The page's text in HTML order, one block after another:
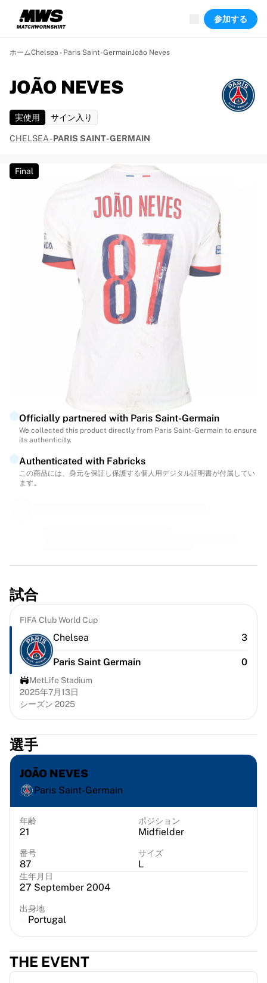
ハイライト
ワールドチャンピオンシップオークション
レジェンドコレクション
ツール・ド・フランス
オークション
まもなく終了
隠れた名作
世界選手権オークション
商品
デビューユニフォーム
額装シャツ
レジェンドコレクション
サッカーをすべて見る
パリ・サンジェルマン
FCバイエルン・ミュンヘン
すべてのチームを表示
2026年世界選手権
プレミアリーグ
アメリカ女子サッカー
NWSL
OLリヨンヌ
パリ・サンジェルマン・フェミニン
アーセナルWFC
国別で探す
バスケットボール
ハイライト
シャーロット・ホーネッツ
シカゴ・ブルズ
LAクリッパーズ
ポートランド・トレイルブレイザーズ
ヴィルトゥス・ボローニャ
バスケットボールをすべて表示
トップNBAチーム
シャーロット・ホーネッツ
シカゴ・ブルズ
ポートランド・トレイルブレイザーズ
LAクリッパーズ
NBAをすべて表示
トップ欧州チーム
ベシクタシュ・ゲイン
フェネルバフチェ・バスケットボール
スロベニア
ヴィルトゥス・ボローニャ
グエッリ・ナポリ
その他のスポーツ
自転車競技
参加する
ホームChelsea - Paris Saint-GermainJoão Neves
JOÃO NEVES
実使用 サイン入り
CHELSEA-PARIS SAINT-GERMAIN
Final
Officially partnered with Paris Saint-Germain
We collected this product directly from Paris Saint-Germain to ensure
its authenticity.
Authenticated with Fabricks
この商品には、身元を保証し保護する個人用デジタル証明書が付属してい
ます。
試合
FIFA Club World Cup
Chelsea 3
Paris Saint Germain 0
MetLife Stadium
2025年7月13日
シーズン 2025
選手
JOÃO NEVES
Paris Saint-Germain
年齢
21
ポジション
Midfielder
番号
87
サイズ
L
生年月日
27 September 2004
出身地
Portugal
THE EVENT